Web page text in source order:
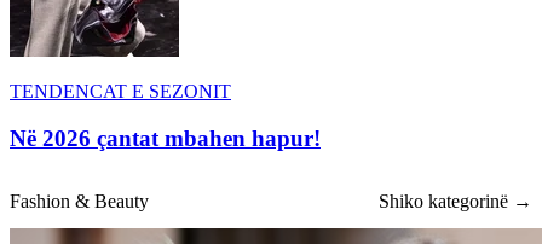
TENDENCAT E SEZONIT
Në 2026 çantat mbahen hapur!
Fashion & Beauty Shiko kategorinë →